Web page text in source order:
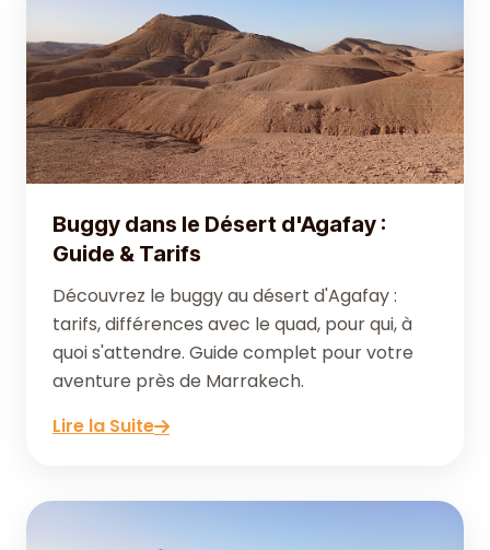
Buggy dans le Désert d'Agafay :
Guide & Tarifs
Découvrez le buggy au désert d'Agafay :
tarifs, différences avec le quad, pour qui, à
quoi s'attendre. Guide complet pour votre
aventure près de Marrakech.
Lire la Suite